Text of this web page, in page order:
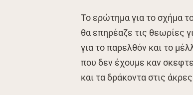
Το ερώτημα για το σχήμα
θα επηρέαζε τις θεωρίες
για το παρελθόν και το
που δεν έχουμε καν
και τα δράκοντα στις